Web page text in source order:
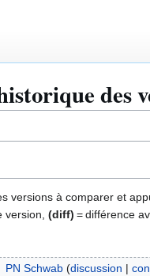
des
versions à comparer et
version, (diff) = différence
PN Schwab discussion